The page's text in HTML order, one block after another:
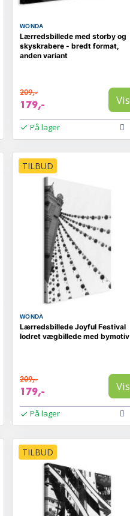
WONDA
Lærredsbillede med storby og
skyskrabere - bredt format,
anden variant
209,-
179,- Vis
På lager
TILBUD
WONDA
Lærredsbillede Joyful Festival
lodret vægbillede med bymotiv
209,-
179,- Vis
På lager
TILBUD